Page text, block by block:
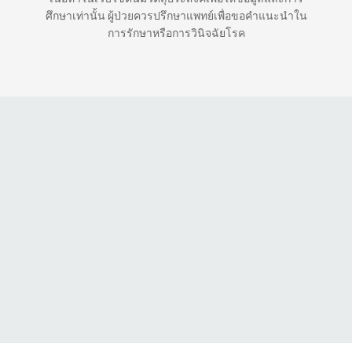
ศึกษาเท่านั้น ผู้ป่วยควรปรึกษาแพทย์เพื่อขอคำแนะนำใน
การรักษาหรือการวินิจฉัยโรค